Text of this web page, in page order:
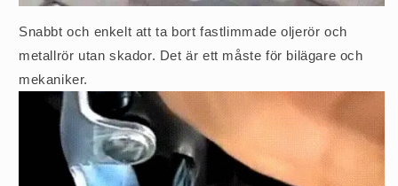
Snabbt och enkelt att ta bort fastlimmade oljerör och
metallrör utan skador. Det är ett måste för bilägare och
mekaniker.